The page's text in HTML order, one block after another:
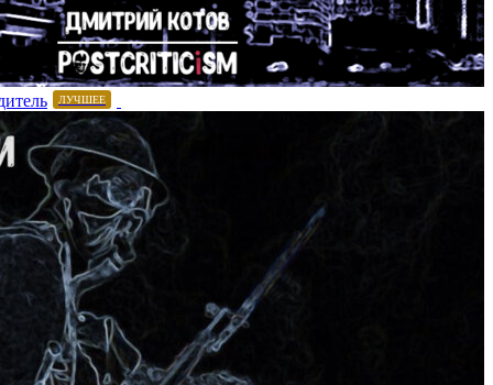
ЛУЧШЕЕ